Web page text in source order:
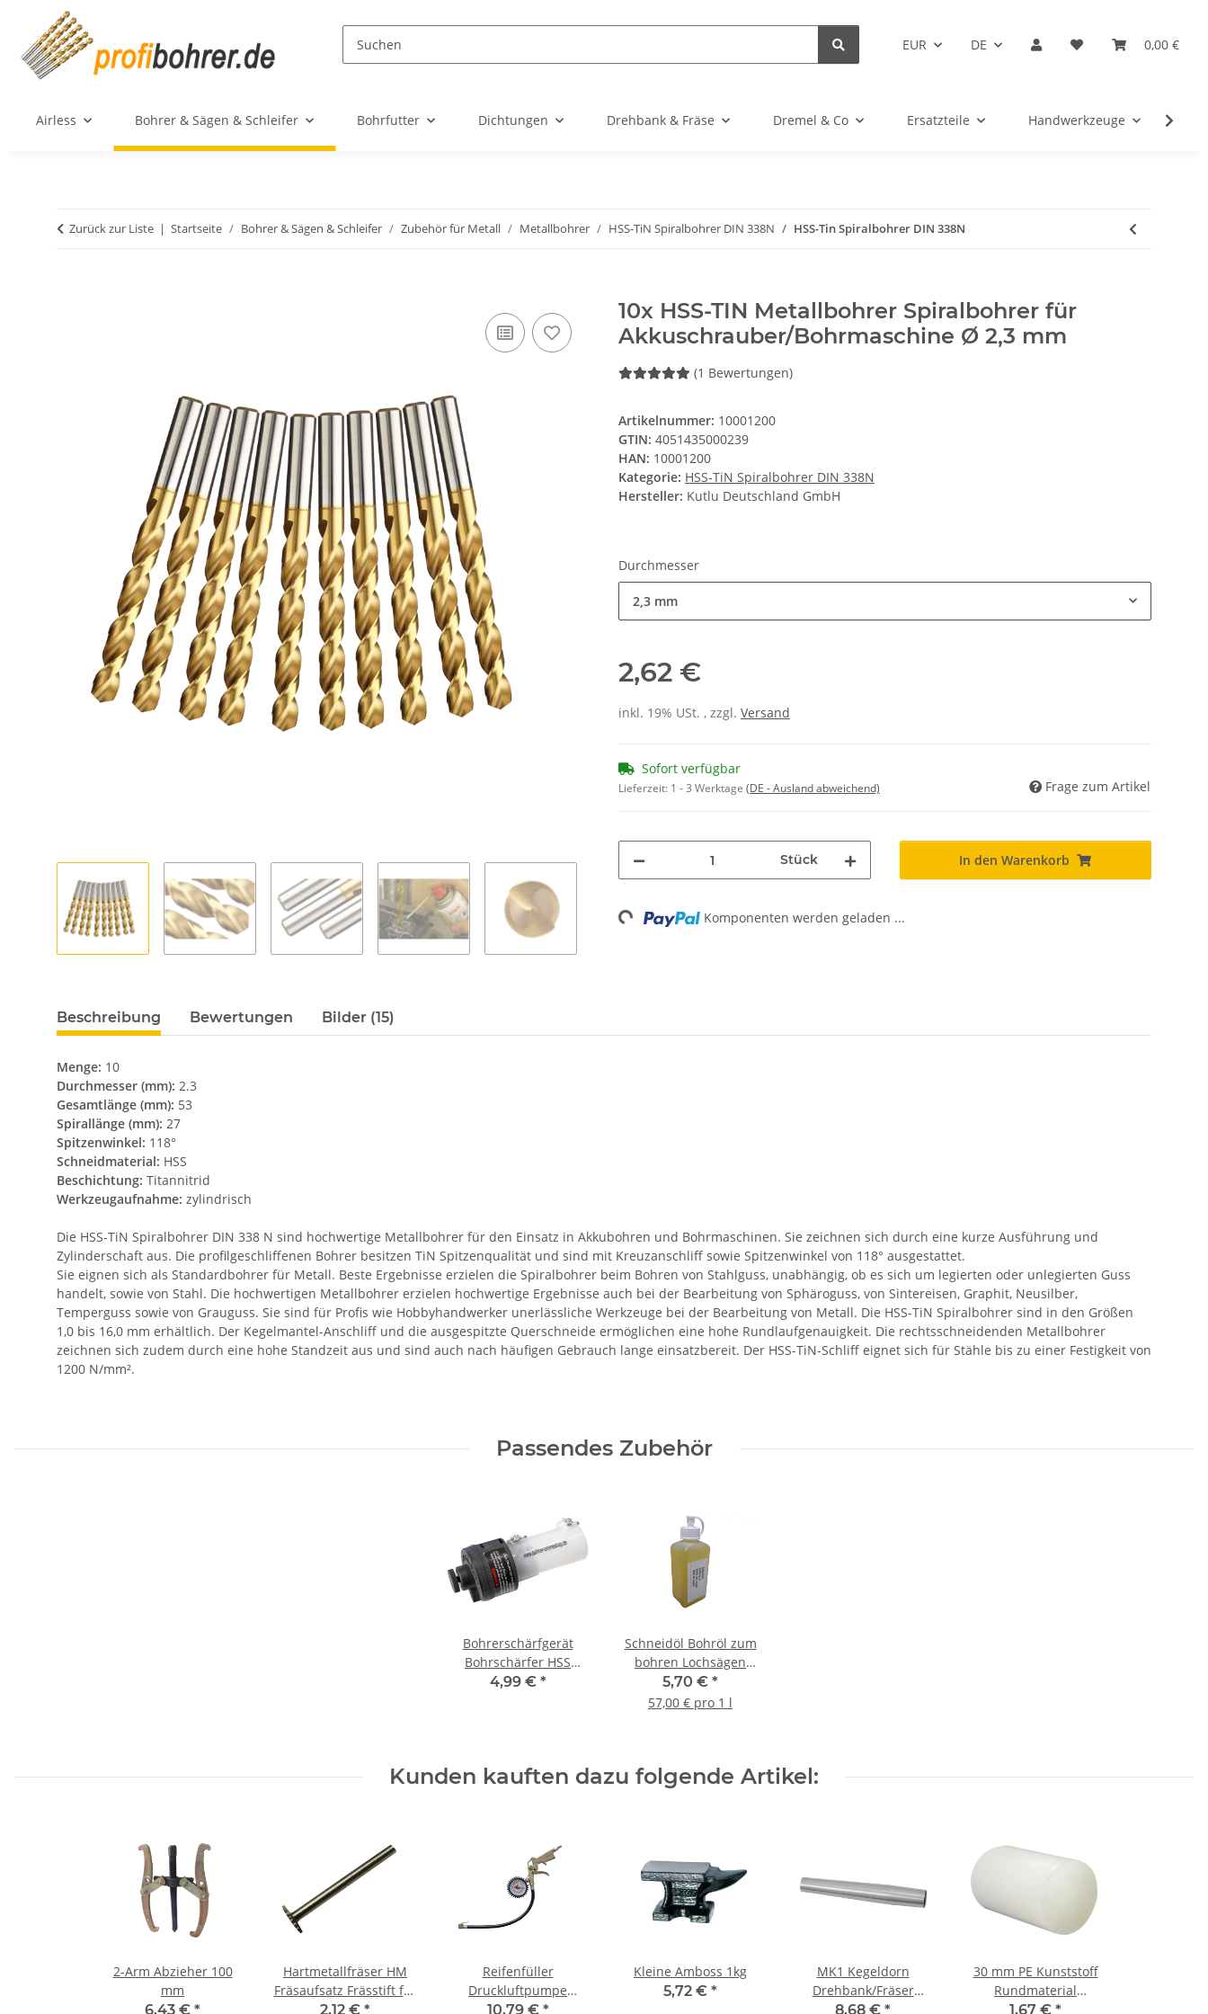
EUR DE 0,00 €
Airless Bohrer & Sägen & Schleifer Bohrfutter Dichtungen Drehbank & Fräse Dremel & Co Ersatzteile Handwerkzeuge
Zurück zur Liste Startseite Bohrer & Sägen & Schleifer Zubehör für Metall Metallbohrer HSS-TiN Spiralbohrer DIN 338N HSS-Tin Spiralbohrer DIN 338N
10x HSS-TIN Metallbohrer Spiralbohrer für
Akkuschrauber/Bohrmaschine Ø 2,3 mm
(1 Bewertungen)
Artikelnummer: 10001200
GTIN: 4051435000239
HAN: 10001200
Kategorie: HSS-TiN Spiralbohrer DIN 338N
Hersteller: Kutlu Deutschland GmbH
Durchmesser
2,3 mm
2,62 €
inkl. 19% USt. , zzgl. Versand
Sofort verfügbar
Lieferzeit: 1 - 3 Werktage (DE - Ausland abweichend) Frage zum Artikel
Stück In den Warenkorb
Loading... Komponenten werden geladen ...
Beschreibung Bewertungen Bilder (15)
Menge: 10
Durchmesser (mm): 2.3
Gesamtlänge (mm): 53
Spirallänge (mm): 27
Spitzenwinkel: 118°
Schneidmaterial: HSS
Beschichtung: Titannitrid
Werkzeugaufnahme: zylindrisch
Die HSS-TiN Spiralbohrer DIN 338 N sind hochwertige Metallbohrer für den Einsatz in Akkubohren und Bohrmaschinen. Sie zeichnen sich durch eine kurze Ausführung und
Zylinderschaft aus. Die profilgeschliffenen Bohrer besitzen TiN Spitzenqualität und sind mit Kreuzanschliff sowie Spitzenwinkel von 118° ausgestattet.
Sie eignen sich als Standardbohrer für Metall. Beste Ergebnisse erzielen die Spiralbohrer beim Bohren von Stahlguss, unabhängig, ob es sich um legierten oder unlegierten Guss
handelt, sowie von Stahl. Die hochwertigen Metallbohrer erzielen hochwertige Ergebnisse auch bei der Bearbeitung von Sphäroguss, von Sintereisen, Graphit, Neusilber,
Temperguss sowie von Grauguss. Sie sind für Profis wie Hobbyhandwerker unerlässliche Werkzeuge bei der Bearbeitung von Metall. Die HSS-TiN Spiralbohrer sind in den Größen
1,0 bis 16,0 mm erhältlich. Der Kegelmantel-Anschliff und die ausgespitzte Querschneide ermöglichen eine hohe Rundlaufgenauigkeit. Die rechtsschneidenden Metallbohrer
zeichnen sich zudem durch eine hohe Standzeit aus und sind auch nach häufigen Gebrauch lange einsatzbereit. Der HSS-TiN-Schliff eignet sich für Stähle bis zu einer Festigkeit von
1200 N/mm².
Passendes Zubehör
Bohrerschärfgerät
Bohrschärfer HSS
schärfen Ø 3-10 mm
4,99 € *
Schneidöl Bohröl zum
bohren Lochsägen
Metallbohrer 100ml
5,70 € *
57,00 € pro 1 l
Kunden kauften dazu folgende Artikel:
2-Arm Abzieher 100
mm
6,43 € *
Hartmetallfräser HM
Fräsaufsatz Frässtift für
Dremel + Proxxon
2,12 € *
Reifenfüller
Druckluftpumpe
Reifenpumpe
10,79 € *
Kleine Amboss 1kg
5,72 € *
MK1 Kegeldorn
Drehbank/Fräser
Bohrfutterzapfen
8,68 € *
30 mm PE Kunststoff
Rundmaterial
Drehmaterial Drehbank
1,67 € *